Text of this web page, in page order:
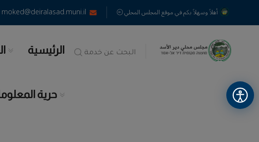
أهلاً وسهلاً بكم في موقع المجلس المحلي moked@deiralasad.muni.il
البحث عن خدمة الرئيسية
حرية